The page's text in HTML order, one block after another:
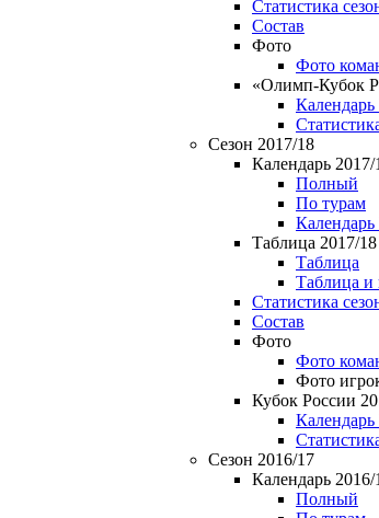
Статистика
Состав
Фото
Фото
«Олимп-Кубок
Сезон 2017/18
Календарь 2017/
Полный
По турам
Таблица 2017/18
Таблица
Таблица и
Статистика
Состав
Фото
Фото
Фото
Кубок России
Сезон 2016/17
Календарь 2016/
Полный